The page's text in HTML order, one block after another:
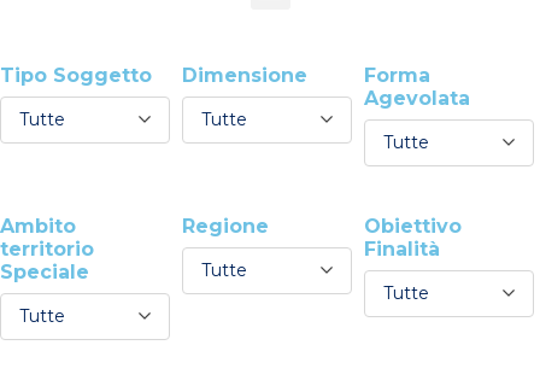
Tipo Soggetto
Tutte
Dimensione
Tutte
Forma
Agevolata
Tutte
Ambito
territorio
Speciale
Tutte
Regione
Tutte
Obiettivo
Finalità
Tutte